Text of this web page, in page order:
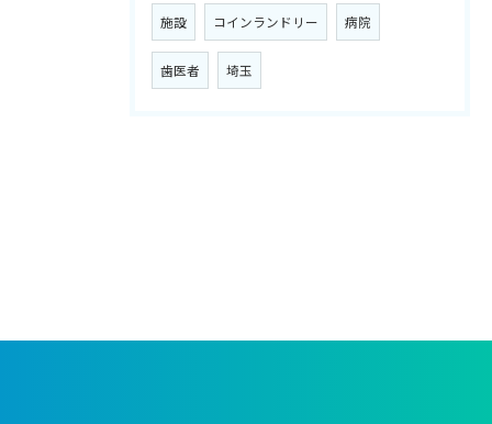
施設 コインランドリー 病院
歯医者 埼玉